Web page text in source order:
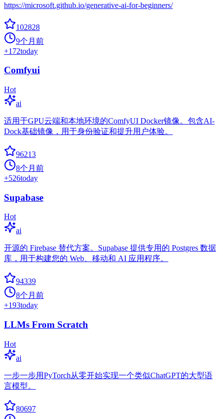
https://microsoft.github.io/generative-ai-for-beginners/
102828
9个月前
+172today
Comfyui
Hot
ai
适用于GPU云端和本地环境的ComfyUI Docker镜像。包含AI-
Dock基础镜像，用于身份验证和提升用户体验。
96213
8个月前
+526today
Supabase
Hot
ai
开源的 Firebase 替代方案。Supabase 提供专用的 Postgres 数据
库，用于构建您的 Web、移动和 AI 应用程序。
94339
8个月前
+193today
LLMs From Scratch
Hot
ai
一步一步用PyTorch从零开始实现一个类似ChatGPT的大型语
言模型。
80697